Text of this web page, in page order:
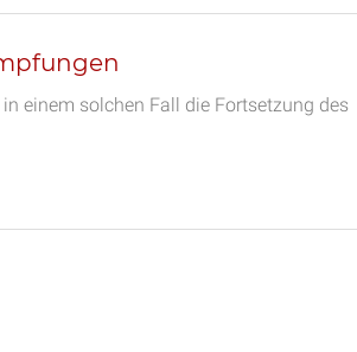
einem solchen Fall die Fortsetzung des